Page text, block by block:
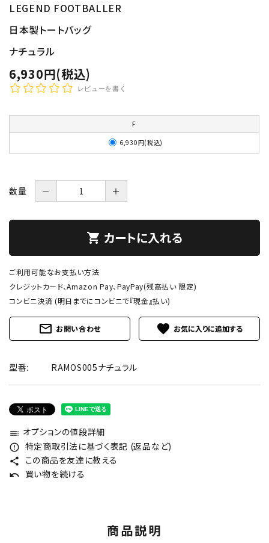
LEGEND FOOTBALLER
日本製トートバッグ
ナチュラル
6,930円(税込)
レビューを書く
F
6,930円(税込)
数量 － ＋
shopping_cart カートに入れる
ご利用可能なお支払い方法
クレジットカード、Amazon Pay、PayPay(残高払い 限定)
コンビニ決済 (明日までにコンビニで『現金』払い)
mail_outline お問い合わせ favorite
型番: RAMOS005ナチュラル
toc オプションの値段詳細
error_outline 特定商取引法に基づく表記 (返品など)
share この商品を友達に教える
undo 買い物を続ける
商品説明